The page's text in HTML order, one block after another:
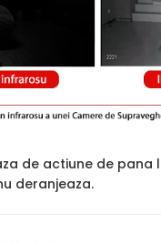
de actiune de pana
deranjeaza.